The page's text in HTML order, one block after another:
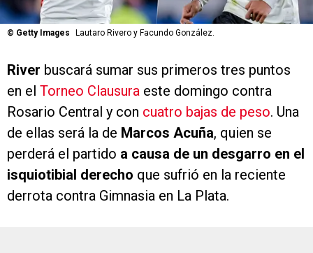
© Getty Images Lautaro Rivero y Facundo González.
River buscará sumar sus primeros tres puntos
en el Torneo Clausura este domingo contra
Rosario Central y con cuatro bajas de peso. Una
de ellas será la de Marcos Acuña, quien se
perderá el partido a causa de un desgarro en el
isquiotibial derecho que sufrió en la reciente
derrota contra Gimnasia en La Plata.